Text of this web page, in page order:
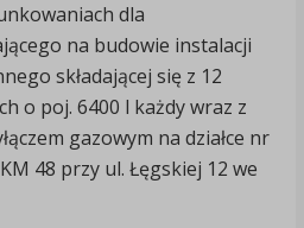
dla
na budowie instalacji
składającej się z 12
o poj. 6400 l każdy wraz z
gazowym na działce nr
48 przy ul. Łęgskiej 12 we